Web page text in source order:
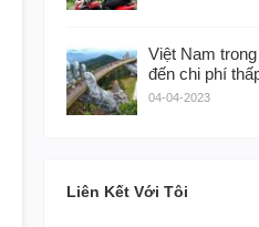
Việt Nam
đến chi phí
04-04-2023
Liên Kết Với Tôi